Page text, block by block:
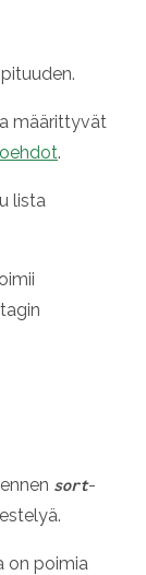
määrittyvät
.
lista
sort-
on poimia